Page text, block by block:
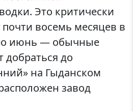
Это критически
восемь месяцев в
июнь — обычные
добраться до
на Гыданском
завод